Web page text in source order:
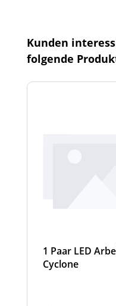
Produktgalerie
Kunden
folgende
1 Paar LED
Cyclone